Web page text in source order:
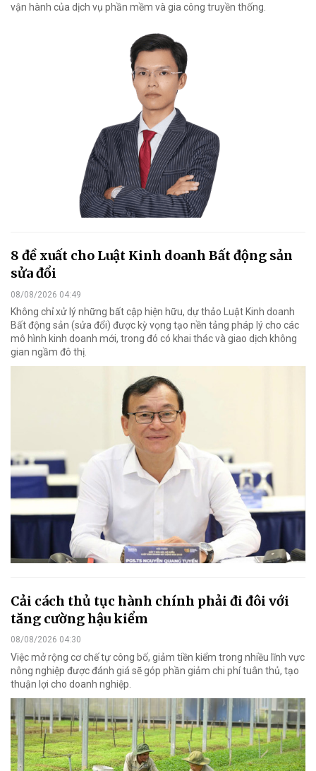
vận hành của dịch vụ phần mềm và gia công truyền thống.
8 đề xuất cho Luật Kinh doanh Bất động sản
sửa đổi
08/08/2026 04:49
Không chỉ xử lý những bất cập hiện hữu, dự thảo Luật Kinh doanh
Bất động sản (sửa đổi) được kỳ vọng tạo nền tảng pháp lý cho các
mô hình kinh doanh mới, trong đó có khai thác và giao dịch không
gian ngầm đô thị.
Cải cách thủ tục hành chính phải đi đôi với
tăng cường hậu kiểm
08/08/2026 04:30
Việc mở rộng cơ chế tự công bố, giảm tiền kiểm trong nhiều lĩnh vực
nông nghiệp được đánh giá sẽ góp phần giảm chi phí tuân thủ, tạo
thuận lợi cho doanh nghiệp.